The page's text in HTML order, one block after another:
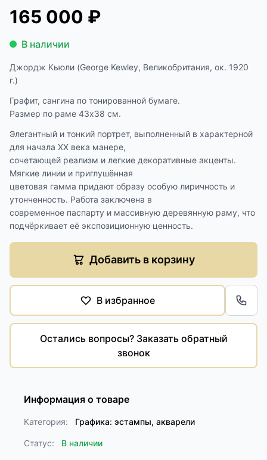
165 000 ₽
В наличии
Джордж Кьюли (George Kewley, Великобритания, ок. 1920
г.)
Графит, сангина по тонированной бумаге.
Размер по раме 43х38 см.
Элегантный и тонкий портрет, выполненный в характерной
для начала XX века манере,
сочетающей реализм и легкие декоративные акценты.
Мягкие линии и приглушённая
цветовая гамма придают образу особую лиричность и
утонченность. Работа заключена в
современное паспарту и массивную деревянную раму, что
подчёркивает её экспозиционную ценность.
Добавить в корзину
В избранное
Остались вопросы? Заказать обратный
звонок
Информация о товаре
Категория: Графика: эстампы, акварели
Статус: В наличии